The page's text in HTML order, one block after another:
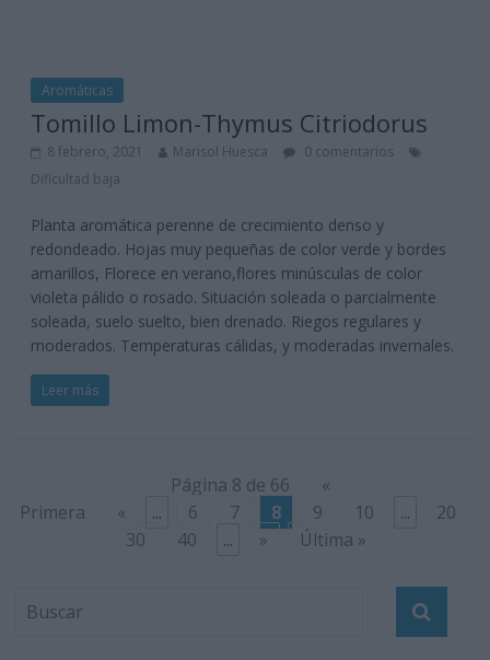
Aromáticas
Tomillo Limon-Thymus Citriodorus
8 febrero, 2021 Marisol Huesca
0 comentarios
Dificultad baja
Planta aromática perenne de crecimiento denso y
redondeado. Hojas muy pequeñas de color verde y bordes
amarillos, Florece en verano,flores minúsculas de color
violeta pálido o rosado. Situación soleada o parcialmente
soleada, suelo suelto, bien drenado. Riegos regulares y
moderados. Temperaturas cálidas, y moderadas invernales.
Leer más
Página 8 de 66
«
Primera
« ... 6 7 8 9 10 ...
20
30
40 ... » Última »